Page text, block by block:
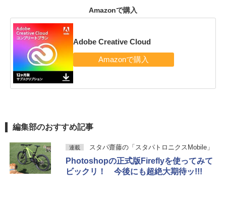
Amazonで購入
Adobe Creative Cloud
編集部のおすすめ記事
連載 スタパ齋藤の「スタパトロニクスMobile」
Photoshopの正式版Fireflyを使ってみて
ビックリ！ 今後にも超絶大期待ッ!!!